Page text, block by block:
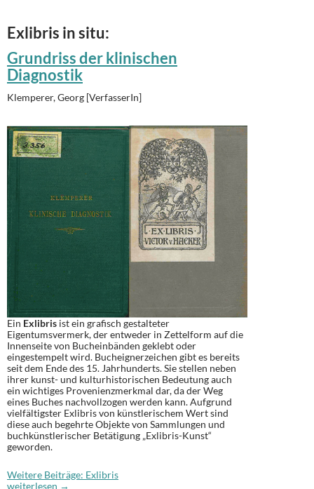
Exlibris in situ:
Grundriss der klinischen
Diagnostik
Klemperer, Georg [VerfasserIn]
Ein Exlibris ist ein grafisch gestalteter
Eigentumsvermerk, der entweder in Zettelform auf die
Innenseite von Bucheinbänden geklebt oder
eingestempelt wird. Bucheignerzeichen gibt es bereits
seit dem Ende des 15. Jahrhunderts. Sie stellen neben
ihrer kunst- und kulturhistorischen Bedeutung auch
ein wichtiges Provenienzmerkmal dar, da der Weg
eines Buches nachvollzogen werden kann. Aufgrund
vielfältigster Exlibris von künstlerischem Wert sind
diese auch begehrte Objekte von Sammlungen und
buchkünstlerischer Betätigung „Exlibris-Kunst“
geworden.
Weitere Beiträge: Exlibris
„Aus den Büchern“ der medizinhistorischen Bibliotheken der Ub
weiterlesen →